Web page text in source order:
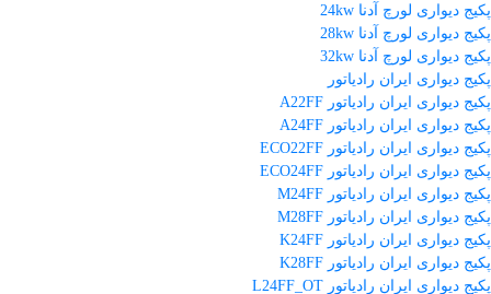
پکیج دیواری لورچ آدنا 24kw
پکیج دیواری لورچ آدنا 28kw
پکیج دیواری لورچ آدنا 32kw
پکیج دیواری ایران رادیاتور
پکیج دیواری ایران رادیاتور A22FF
پکیج دیواری ایران رادیاتور A24FF
پکیج دیواری ایران رادیاتور ECO22FF
پکیج دیواری ایران رادیاتور ECO24FF
پکیج دیواری ایران رادیاتور M24FF
پکیج دیواری ایران رادیاتور M28FF
پکیج دیواری ایران رادیاتور K24FF
پکیج دیواری ایران رادیاتور K28FF
پکیج دیواری ایران رادیاتور L24FF_OT